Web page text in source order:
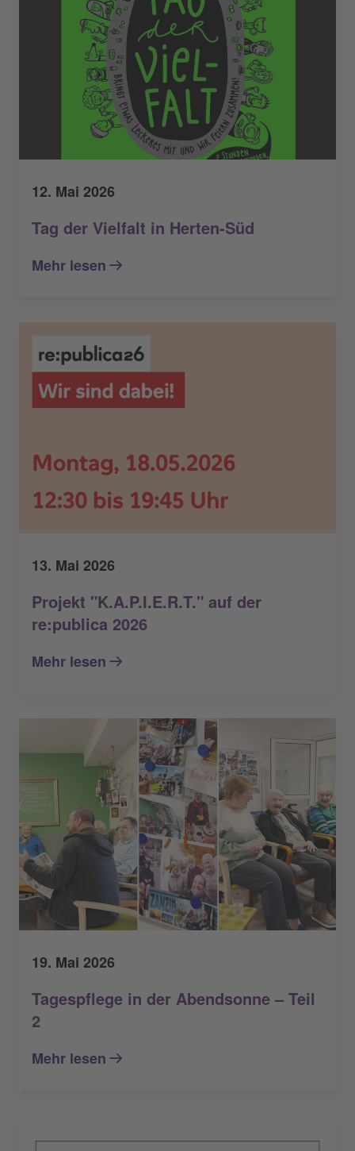
12. Mai 2026
Tag der Vielfalt in Herten-Süd
Mehr lesen
13. Mai 2026
Projekt "K.A.P.I.E.R.T." auf der
re:publica 2026
Mehr lesen
19. Mai 2026
Tagespflege in der Abendsonne – Teil
2
Mehr lesen